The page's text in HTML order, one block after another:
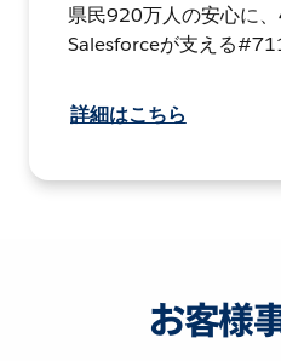
県民920万人の安心に
Salesforceが支える
詳細はこちら
お客様